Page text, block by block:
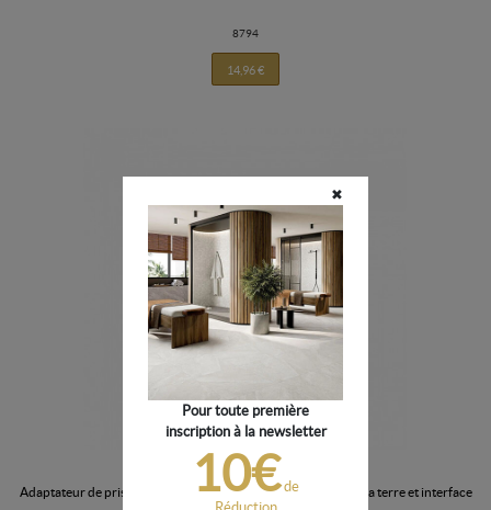
8794
14,96 €
adaptateur de prise de type européen avec contact de mise à la terre et interface
de...
✖
Pour toute première
inscription à la newsletter
10€de